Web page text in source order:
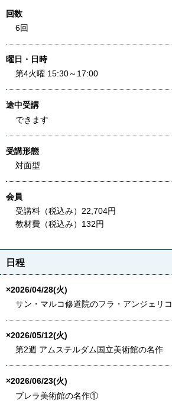
回数
6回
曜日・日時
第4火曜 15:30～17:00
途中受講
できます
受講形態
対面型
会員
受講料（税込み）22,704円
教材費（税込み）132円
日程
×2026/04/28(火)
サン・マルコ修道院のフラ・アンジェリコ
×2026/05/12(火)
第2週 アムステルダム国立美術館の名作
×2026/06/23(火)
ブレラ美術館の名作①